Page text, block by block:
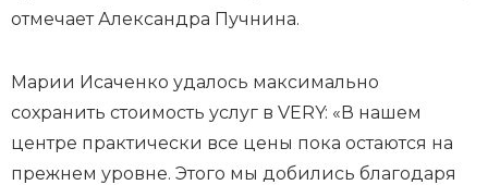
отмечает Александра Пучнина.
Марии Исаченко удалось максимально
сохранить стоимость услуг в VERY: «В нашем
центре практически все цены пока остаются на
прежнем уровне. Этого мы добились благодаря